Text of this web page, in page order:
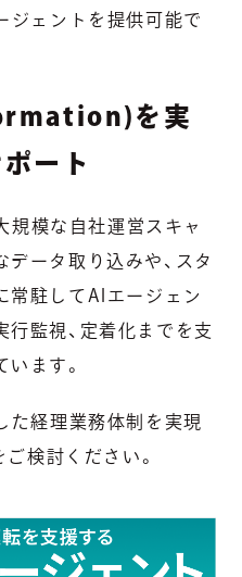
ジェントを提供可能で
を実
ート
規模な自社運営スキャ
ータ取り込みや、スタ
常駐してAIエージェン
行監視、定着化までを支
ます。
た経理業務体制を実現
検討ください。